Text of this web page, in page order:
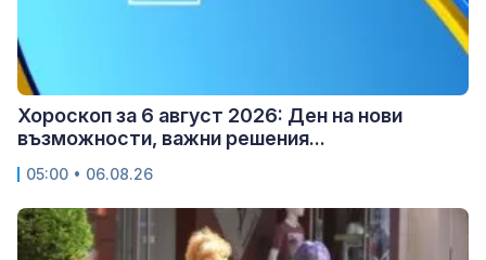
Хороскоп за 6 август 2026: Ден на нови
възможности, важни решения...
05:00 • 06.08.26